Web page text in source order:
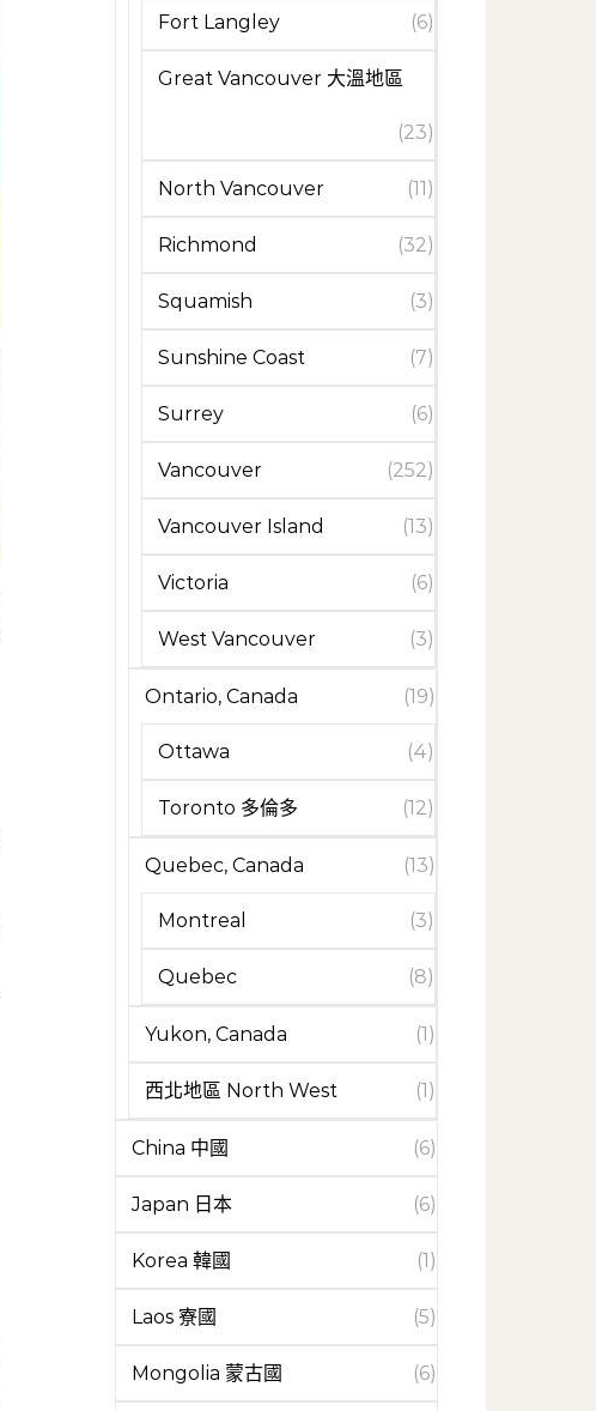
Fort Langley (6)
Great Vancouver 大溫地區
(23)
North Vancouver (11)
Richmond (32)
Squamish (3)
Sunshine Coast (7)
Surrey (6)
Vancouver (252)
Vancouver Island (13)
Victoria (6)
West Vancouver (3)
Ontario, Canada (19)
Ottawa (4)
Toronto 多倫多 (12)
Quebec, Canada (13)
Montreal (3)
Quebec (8)
Yukon, Canada (1)
西北地區 North West (1)
China 中國 (6)
Japan 日本 (6)
Korea 韓國 (1)
Laos 寮國 (5)
Mongolia 蒙古國 (6)